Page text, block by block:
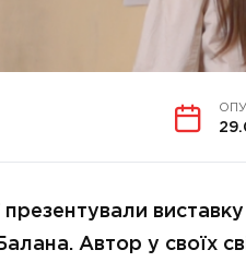
виставку
Автор у своїх